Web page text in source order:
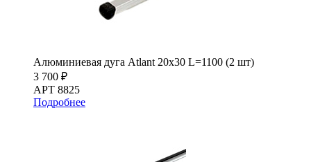
Алюминиевая дуга Atlant 20х30 L=1100 (2 шт)
3 700 ₽
АРТ 8825
Подробнее